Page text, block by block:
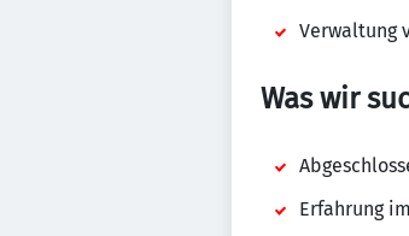
Verwaltung
Was wir
Erfahrung